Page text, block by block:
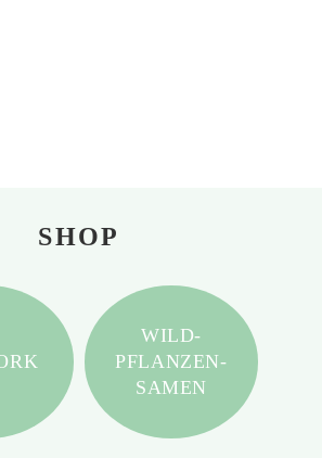
SHOP
WILD-
PFLANZEN-
SAMEN